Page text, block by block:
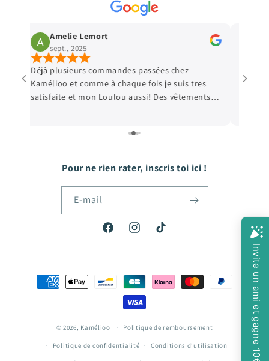
Amelie Lemort
sept., 2025
Déjà plusieurs commandes passées chez
Kamélioo et comme à chaque fois je suis tres
satisfaite et mon Loulou aussi! Des vêtements
vite! Hâte de passer ma prochaine commande!
Pour ne rien rater, inscris toi ici !
E-mail
FacebookInstagramTikTok
Moyens
© 2026, Kamélioo Politique de remboursement
Politique de confidentialité Conditions d’utilisation